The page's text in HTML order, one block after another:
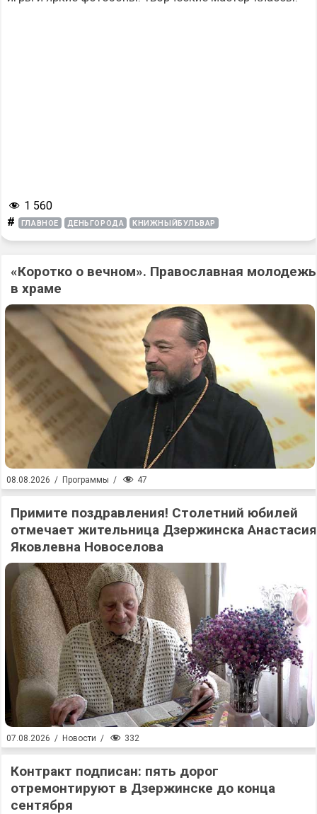
1 560
# ГЛАВНОЕ ДЕНЬГОРОДА КНИЖНЫЙБУЛЬВАР
«Коротко о вечном». Православная молодежь
в храме
08.08.2026 / Программы / 47
Примите поздравления! Столетний юбилей
отмечает жительница Дзержинска Анастасия
Яковлевна Новоселова
07.08.2026 / Новости / 332
Контракт подписан: пять дорог
отремонтируют в Дзержинске до конца
сентября